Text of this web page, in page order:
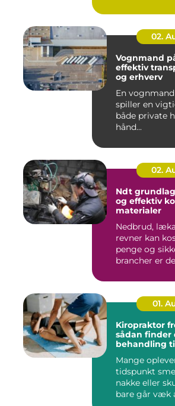
02.
Vognmand
effektiv
og erhverv
En
spiller en
både private
hånd...
02.
Ndt grundlaget for sikker
og effektiv
materialer
Nedbrud,
revner kan
penge og
brancher er
01.
Kiropraktor
sådan finder
behandling
Mange
tidspunkt
nakke eller
bare går væk